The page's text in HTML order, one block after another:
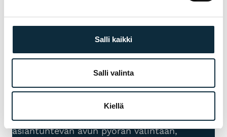
Salli kaikki
Salli valinta
Kiellä
TAKUU & PALVELU
MIKSI VM SPORT?
Olemme valtuutettu jälleenmyyjä ja
huollamme myymämme pyörät omassa
huollossamme Pietarsaaressa. Saat meiltä
asiantuntevan avun pyörän valintaan,